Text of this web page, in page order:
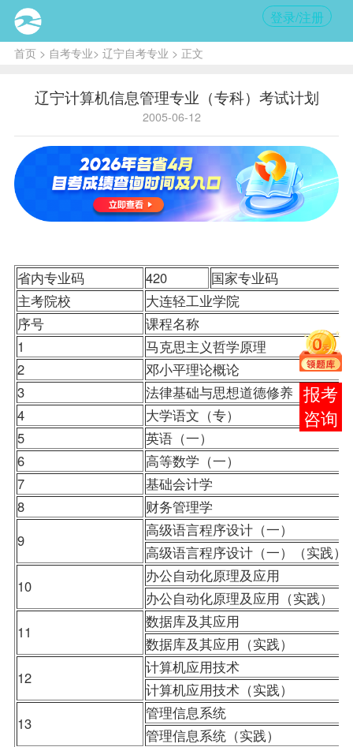
登录/注册
首页> 自考专业> 辽宁自考专业 > 正文
辽宁计算机信息管理专业（专科）考试计划
2005-06-12
省内专业码 420
国家专业码
主考院校
大连轻工业学院
序号
课程名称
1
马克思主义哲学原理
2
邓小平理论概论
3
法律基础与思想道德修养
4
大学语文 （专）
5
英语（一）
6
高等数学（一）
7
基础会计学
8
财务管理学
9
高级语言程序设计（一）
高级语言程序设计（一）
（实践
10
办公自动化原理及应用
办公自动化原理及应用（实践）
11
数据库及其应用
数据库及其应用（实践）
12
计算机应用技术
计算机应用技术（实践）
13
管理信息系统
管理信息系统（实践）
报考
咨询